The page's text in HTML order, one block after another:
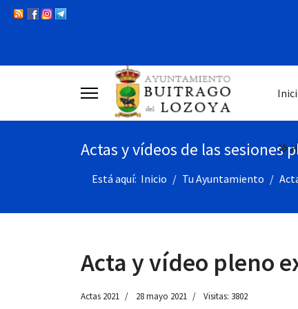
Actas y vídeos de las sesiones
Está aquí: Inicio Tu Ayuntamiento
Acta y vídeo pleno
Actas 2021 28 mayo 2021 Visitas: 3802